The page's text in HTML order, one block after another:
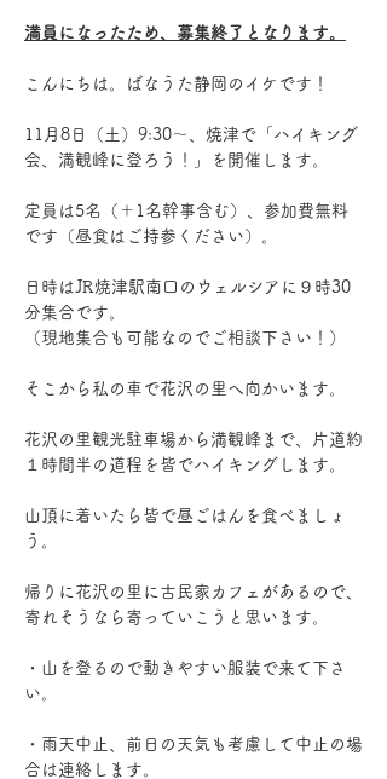
満員になったため、募集終了となります。
こんにちは。ばなうた静岡のイケです！
11月8日（土）9:30～、焼津で「ハイキング
会、満観峰に登ろう！」を開催します。
定員は5名（＋1名幹事含む）、参加費無料
です（昼食はご持参ください）。
日時はJR焼津駅南口のウェルシアに９時30
分集合です。
（現地集合も可能なのでご相談下さい！）
そこから私の車で花沢の里へ向かいます。
花沢の里観光駐車場から満観峰まで、片道約
１時間半の道程を皆でハイキングします。
山頂に着いたら皆で昼ごはんを食べましょ
う。
帰りに花沢の里に古民家カフェがあるので、
寄れそうなら寄っていこうと思います。
・山を登るので動きやすい服装で来て下さ
い。
・雨天中止、前日の天気も考慮して中止の場
合は連絡します。